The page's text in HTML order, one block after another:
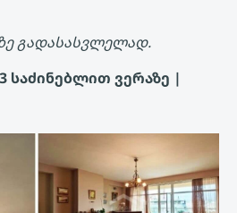
გადასასვლელად.
საძინებლით ვერაზე |